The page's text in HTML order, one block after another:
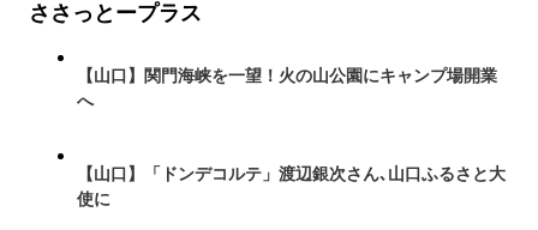
ささっとープラス
【山口】関門海峡を一望！火の山公園にキャンプ場開業
へ
【山口】「ドンデコルテ」渡辺銀次さん､山口ふるさと大
使に